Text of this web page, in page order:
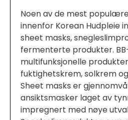
Noen av de mest
innenfor Korean Hudpleie
sheet masks,
fermenterte produkter.
multifunksjonelle
fuktighetskrem, solkrem
Sheet masks er
ansiktsmasker laget av
impregnert med nøye